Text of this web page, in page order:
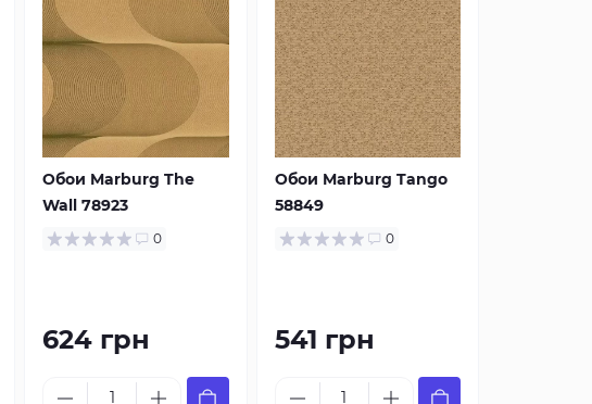
Обои Marburg The
Wall 78923
0
624 грн
Обои Marburg Tango
58849
0
541 грн